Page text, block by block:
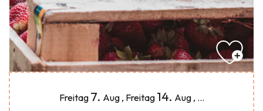
Freitag 7. Aug, Freitag 14. Aug, ...